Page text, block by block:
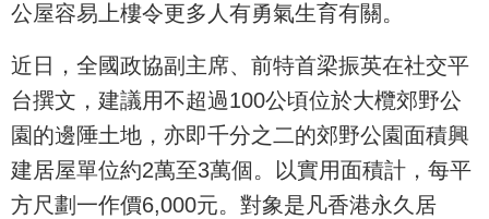
公屋容易上樓令更多人有勇氣生育有關。
近日，全國政協副主席、前特首梁振英在社交平
台撰文，建議用不超過100公頃位於大欖郊野公
園的邊陲土地，亦即千分之二的郊野公園面積興
建居屋單位約2萬至3萬個。以實用面積計，每平
方尺劃一作價6,000元。對象是凡香港永久居